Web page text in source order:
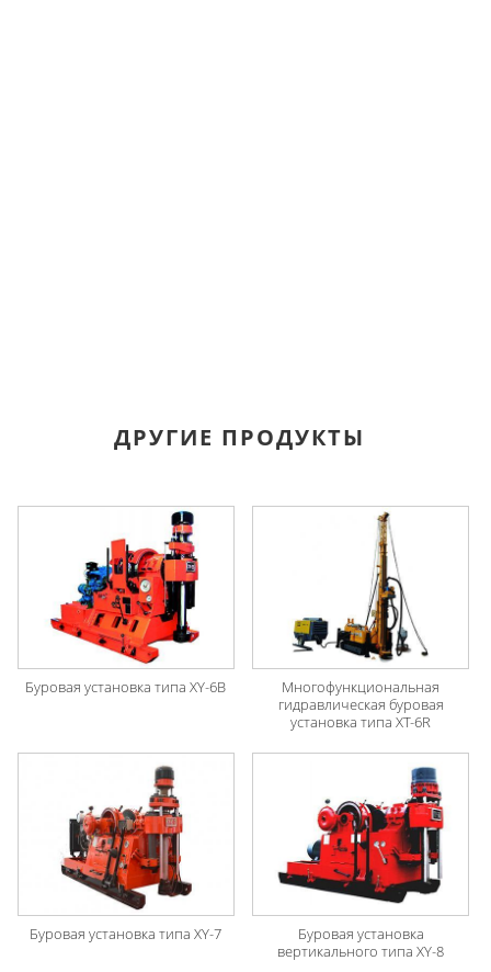
ДРУГИЕ ПРОДУКТЫ
Буровая установка типа XY-6B
Многофункциональная
гидравлическая буровая
установка типа XT-6R
Буровая установка типа XY-7
Буровая установка
вертикального типа XY-8